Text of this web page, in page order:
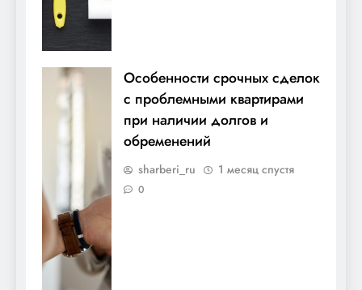
Особенности срочных сделок
с проблемными квартирами
при наличии долгов и
обременений
sharberi_ru 1 месяц спустя
0